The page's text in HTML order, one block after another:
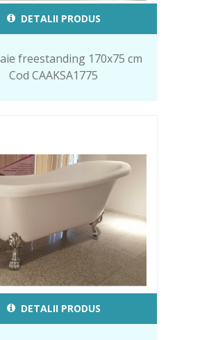
DETALII PRODUS
freestanding 170x75 cm
Cod CAAKSA1775
DETALII PRODUS